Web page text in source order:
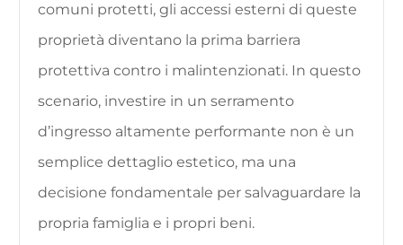
comuni protetti, gli accessi esterni di queste
proprietà diventano la prima barriera
protettiva contro i malintenzionati. In questo
scenario, investire in un serramento
d’ingresso altamente performante non è un
semplice dettaglio estetico, ma una
decisione fondamentale per salvaguardare la
propria famiglia e i propri beni.